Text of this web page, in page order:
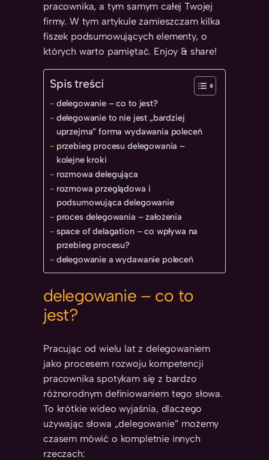
pracownika, a tym samym całej Twojej
firmy. W tym artykule zamieszczam kilka
fiszek podsumowujących elementy, o
których warto pamiętać. Enjoy & share!
Spis treści
delegowanie – co to jest?
delegowanie to nie jest „bardziej
uprzejma” forma wydawania poleceń
przebieg procesu delegowania –
kolejne kroki
rozmowa delegująca
rozmowa przeglądowa i
podsumowująca delegowanie
proces delegowania – założenia
space of delagation – co wpływa na
przebieg procesu?
delegowanie a wydawanie poleceń
delegowanie – co to
jest?
Pracując od wielu lat z delegowaniem
jako procesem rozwoju kompetencji
pracownika spotykam się z bardzo
różnorodnym definiowaniem tego słowa.
To krótkie wideo wyjaśnia, dlaczego
używając słowa „delegowanie” możemy
czasem mówić o kompletnie innych
rzeczach: